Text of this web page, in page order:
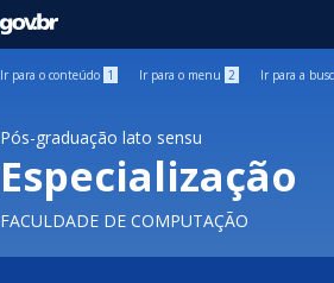
GOVBR
Ir para o conteúdo 1 Ir para o menu 2 Ir para a
Pós-graduação lato sensu
Especialização
FACULDADE DE COMPUTAÇÃO